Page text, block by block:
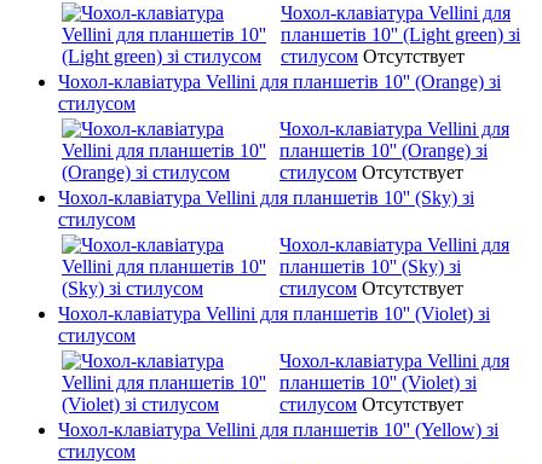
Чохол-клавіатура Vellini для
планшетів 10'' (Light green) зі
стилусом Отсутствует
Чохол-клавіатура Vellini для планшетів 10'' (Orange) зі
стилусом
Чохол-клавіатура Vellini для
планшетів 10'' (Orange) зі
стилусом Отсутствует
Чохол-клавіатура Vellini для планшетів 10'' (Sky) зі
стилусом
Чохол-клавіатура Vellini для
планшетів 10'' (Sky) зі
стилусом Отсутствует
Чохол-клавіатура Vellini для планшетів 10'' (Violet) зі
стилусом
Чохол-клавіатура Vellini для
планшетів 10'' (Violet) зі
стилусом Отсутствует
Чохол-клавіатура Vellini для планшетів 10'' (Yellow) зі
стилусом